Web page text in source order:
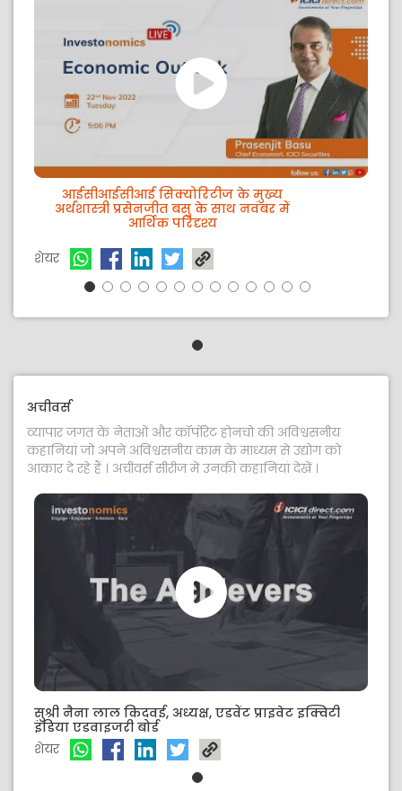
आईसीआईसीआई सिक्योरिटीज के मुख्य
अर्थशास्त्री प्रसेनजीत बसु के साथ नवंबर में
आर्थिक परिदृश्य
शेयर
अचीवर्स
व्यापार जगत के नेताओं और कॉर्पोरेट होनचो की अविश्वसनीय
कहानियां जो अपने अविश्वसनीय काम के माध्यम से उद्योग को
आकार दे रहे हैं । अचीवर्स सीरीज में उनकी कहानियां देखें ।
सुश्री नैना लाल किदवई, अध्यक्ष, एडवेंट प्राइवेट इक्विटी
इंडिया एडवाइजरी बोर्ड
शेयर